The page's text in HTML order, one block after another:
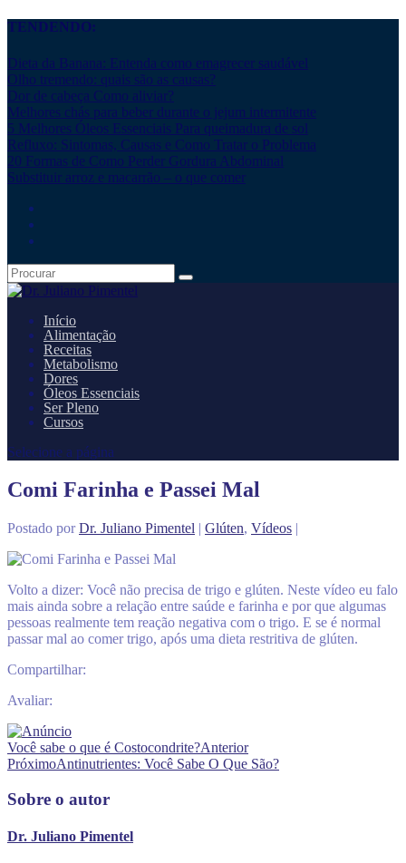
TENDENDO:
Dieta da Banana: Entenda como emagrecer saudável
Olho tremendo: quais são as causas?
Dor de cabeça Como aliviar?
Melhores chás para beber durante o jejum intermitente
5 Melhores Óleos Essenciais Para queimadura de sol
Refluxo: Sintomas, Causas e Como Tratar o Problema
20 Formas de Como Perder Gordura Abdominal
Substituir arroz e macarrão – o que comer
Início
Alimentação
Receitas
Metabolismo
Dores
Óleos Essenciais
Ser Pleno
Cursos
Selecione a página
Comi Farinha e Passei Mal
Postado porDr. Juliano Pimentel | Glúten, Vídeos |
Volto a dizer: Você não precisa de trigo e glúten. Neste vídeo eu falo
mais ainda sobre a relação entre saúde e farinha e por que algumas
pessoas realmente tem reação negativa com o trigo. E se é normal
passar mal ao comer trigo, após uma dieta restritiva de glúten.
Compartilhar:
Avaliar:
Você sabe o que é Costocondrite?Anterior
PróximoAntinutrientes: Você Sabe O Que São?
Sobre o autor
Dr. Juliano Pimentel